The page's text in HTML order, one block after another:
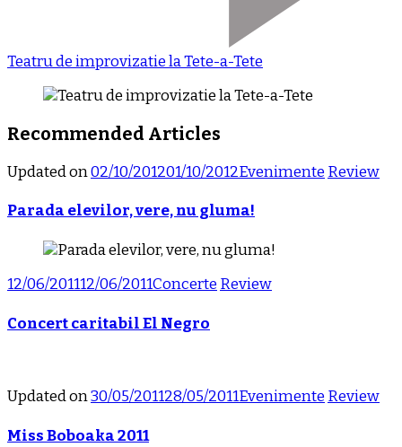
Teatru de improvizatie la Tete-a-Tete
Recommended Articles
Updated on02/10/201201/10/2012Evenimente Review
Parada elevilor, vere, nu gluma!
12/06/201112/06/2011Concerte Review
Concert caritabil El Negro
Updated on30/05/201128/05/2011Evenimente Review
Miss Boboaka 2011